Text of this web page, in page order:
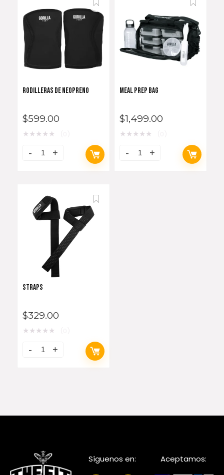
RODILLERAS DE NEOPRENO
$599.00
★★★★★
MEAL PREP BAG
$1,499.00
★★★★★
STRAPS
$329.00
★★★★★
Síguenos en: Aceptamos: